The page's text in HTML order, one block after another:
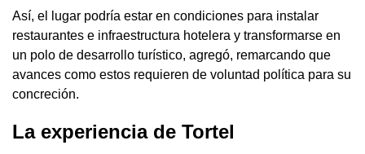
Así, el lugar podría estar en condiciones para instalar
restaurantes e infraestructura hotelera y transformarse en
un polo de desarrollo turístico, agregó, remarcando que
avances como estos requieren de voluntad política para su
concreción.
La experiencia de Tortel